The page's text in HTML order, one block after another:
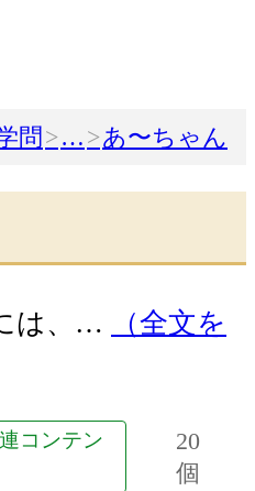
問 … あ〜ちゃん
は、…
（全文を
コンテン
20
個